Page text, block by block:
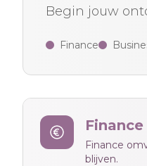
Begin jouw
Finance
Finance
Finance
blijven.